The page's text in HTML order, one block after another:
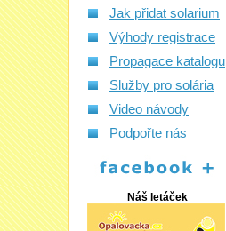
Jak přidat solarium
Výhody registrace
Propagace katalogu
Služby pro solária
Video návody
Podpořte nás
Náš letáček